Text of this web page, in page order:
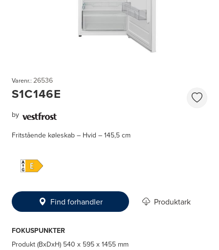
Varenr.: 26536
S1C146E
by
Fritstående køleskab – Hvid – 145,5 cm
Find forhandler Produktark
FOKUSPUNKTER
Produkt (BxDxH) 540 x 595 x 1455 mm